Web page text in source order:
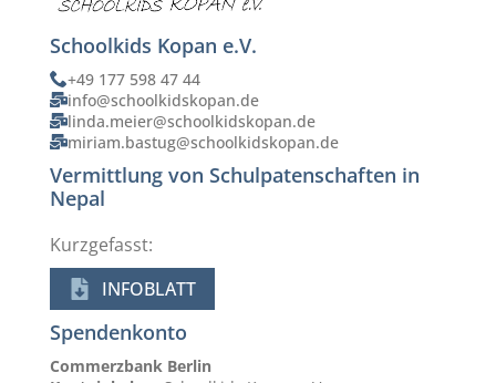
Schoolkids Kopan e.V.
+49 177 598 47 44
info@schoolkidskopan.de
linda.meier@schoolkidskopan.de
miriam.bastug@schoolkidskopan.de
Vermittlung von Schulpatenschaften in
Nepal
Kurzgefasst:
INFOBLATT
Spendenkonto
Commerzbank Berlin